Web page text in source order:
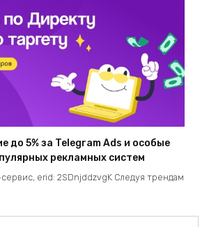
до 5% за Telegram Ads и особые
рекламных систем
erid: 2SDnjddzvgK Следуя трендам